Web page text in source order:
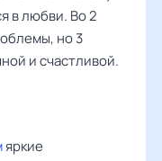
в любви. Во 2
но 3
и счастливой.
яркие